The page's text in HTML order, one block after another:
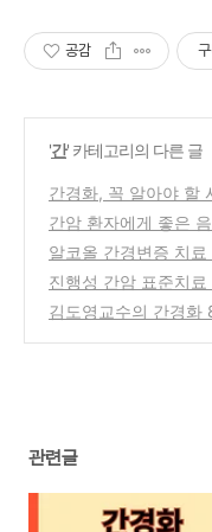
공감
'간' 카테고리의 다른 글
간경화, 꼭 알아야 할
간암 환자에게 좋은
(0)
알코올 간경변증 치
(0)
진행성 간암 표준치
(0)
김도영교수의 간경화
관련글